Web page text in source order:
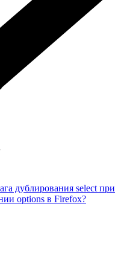
дублирования select при
options в Firefox?